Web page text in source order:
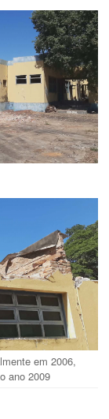
em 2006,
ano 2009